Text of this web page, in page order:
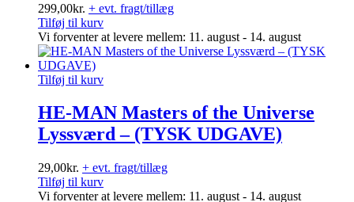
299,00kr. + evt. fragt/tillæg
Tilføj til kurv
Vi forventer at levere mellem: 11. august - 14. august
Tilføj til kurv
HE-MAN Masters of the Universe
Lyssværd – (TYSK UDGAVE)
29,00kr. + evt. fragt/tillæg
Tilføj til kurv
Vi forventer at levere mellem: 11. august - 14. august